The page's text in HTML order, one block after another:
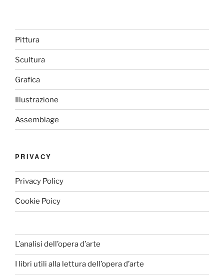
Pittura
Scultura
Grafica
Illustrazione
Assemblage
PRIVACY
Privacy Policy
Cookie Poicy
L’analisi dell’opera d’arte
I libri utili alla lettura dell’opera d’arte